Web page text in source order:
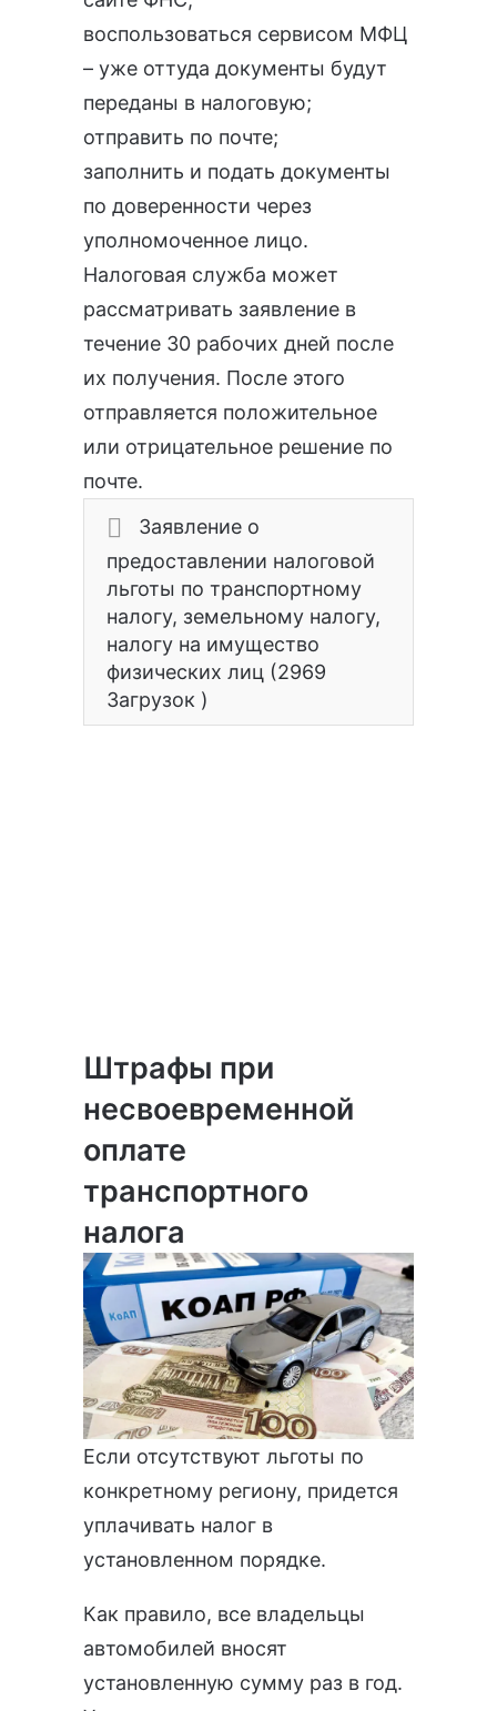
воспользоваться сервисом МФЦ
– уже оттуда документы будут
переданы в налоговую;
отправить по почте;
заполнить и подать документы
по доверенности через
уполномоченное лицо.
Налоговая служба может
рассматривать заявление в
течение 30 рабочих дней после
их получения. После этого
отправляется положительное
или отрицательное решение по
почте.
Заявление о
предоставлении налоговой
льготы по транспортному
налогу, земельному налогу,
налогу на имущество
физических лиц (2969
Загрузок )
Штрафы при
несвоевременной
оплате
транспортного
налога
Если отсутствуют льготы по
конкретному региону, придется
уплачивать налог в
установленном порядке.
Как правило, все владельцы
автомобилей вносят
установленную сумму раз в год.